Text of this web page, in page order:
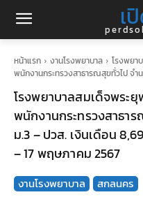
เ
หน้าแรก งานโรงพยาบาล
โรงพยา
พนักงานกระทรวงสาธารณสุขทั่วไป จ
โรงพยาบาลสมเด็จพระ
พนักงานกระทรวงสาธา
ม.3 – ปวส. เงินเดือน
– 17 พฤษภาคม 2567
งานโรงพยาบาล สกลนคร